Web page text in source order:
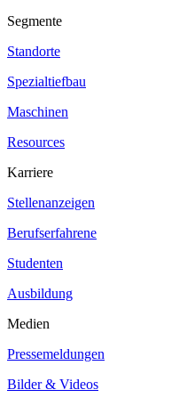
Segmente
Standorte
Spezialtiefbau
Maschinen
Resources
Karriere
Stellenanzeigen
Berufserfahrene
Studenten
Ausbildung
Medien
Pressemeldungen
Bilder & Videos